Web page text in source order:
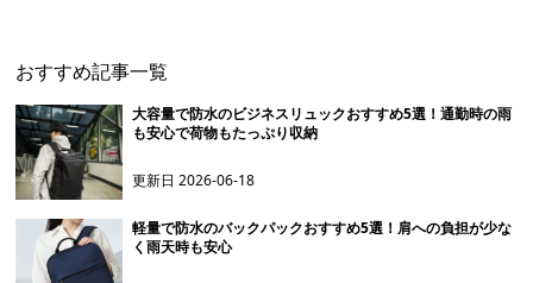
おすすめ記事一覧
大容量で防水のビジネスリュックおすすめ5選！通勤時の雨
も安心で荷物もたっぷり収納
更新日2026-06-18
軽量で防水のバックパックおすすめ5選！肩への負担が少な
く雨天時も安心